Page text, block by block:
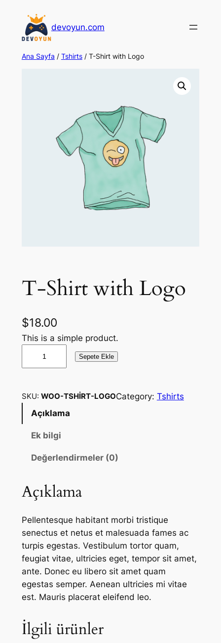
devoyun.com
Ana Sayfa / Tshirts/ T-Shirt with Logo
T-Shirt with Logo
$18.00
This is a simple product.
i
t
L
g
o
a
d
e
t
Sepete Ekle
SKU: WOO-TSHIRT-LOGOCategory: Tshirts
Açıklama
Ek bilgi
Değerlendirmeler (0)
Açıklama
Pellentesque habitant morbi tristique
senectus et netus et malesuada fames ac
turpis egestas. Vestibulum tortor quam,
feugiat vitae, ultricies eget, tempor sit amet,
ante. Donec eu libero sit amet quam
egestas semper. Aenean ultricies mi vitae
est. Mauris placerat eleifend leo.
İlgili ürünler